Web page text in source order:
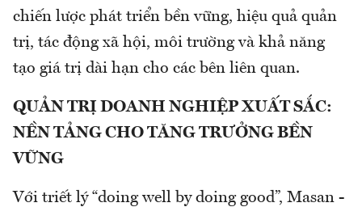
chiến lược phát triển bền vững, hiệu quả quản
trị, tác động xã hội, môi trường và khả năng
tạo giá trị dài hạn cho các bên liên quan.
QUẢN TRỊ DOANH NGHIỆP XUẤT SẮC:
NỀN TẢNG CHO TĂNG TRƯỞNG BỀN
VỮNG
Với triết lý “doing well by doing good”, Masan -